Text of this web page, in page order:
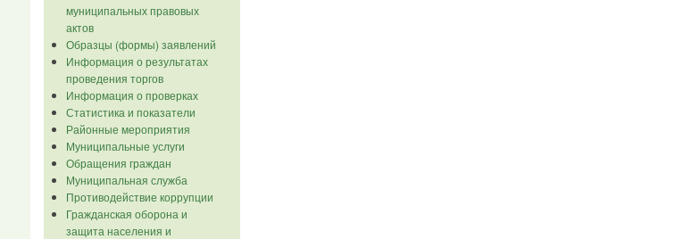
муниципальных правовых
актов
Образцы (формы) заявлений
Информация о результатах
проведения торгов
Информация о проверках
Статистика и показатели
Районные мероприятия
Муниципальные услуги
Обращения граждан
Муниципальная служба
Противодействие коррупции
Гражданская оборона и
защита населения и